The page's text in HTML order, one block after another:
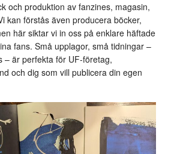
och produktion av fanzines, magasin,
kan förstås även producera böcker,
här siktar vi in oss på enklare häftade
fans. Små upplagor, små tidningar –
– är perfekta för UF-företag,
och dig som vill publicera din egen